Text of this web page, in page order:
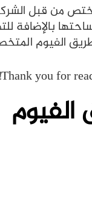
من قبل
بالإضافة
الفيوم
Thank you for